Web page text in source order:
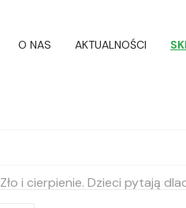
O NAS AKTUALNOŚCI
Zło i cierpienie. Dzieci pytają